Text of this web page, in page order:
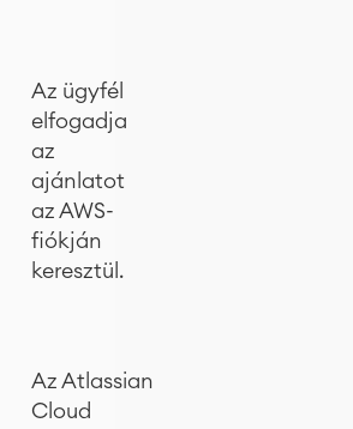
Az ügyfél
elfogadja
az
ajánlatot
az AWS-
fiókján
keresztül.
Az Atlassian
Cloud